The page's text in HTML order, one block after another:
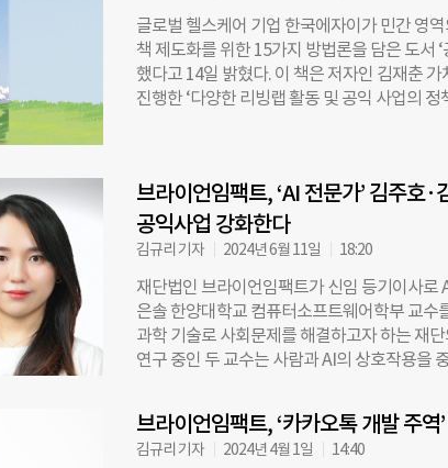
예정이다. 강의는 전국 6개 지역에서 차례로
를 시작으로, 16일 충북시민사회지원센터,
된다. 이어 23일 부산시민운동지원센터, 2월
익활동지원센터에서 강의가 이어질 예정이다
다. 서정주 한국에자이 기업사회혁신 이사는 “
글로벌 헬스케어 기업 한국에자이가 민간 영
책 제도화를 위한 15가지 방법론을 담은 도서
했다고 14일 밝혔다. 이 책은 저자인 김재춘
진행한 ‘다양한 리빙랩 활동 및 공익 사업의
혁신 이사는 “정부나 지자체 입장에서도 질 높
하게 지원할 기회가 늘어날 것을 기대한다”고
“맨땅에 헤딩하는 식으로 공익사업의 지속가
기업 광고회사를 거쳐 재단법인 아름다운가
양한 협업을 제안하고 진행한 경험을 가지고
뒤바뀐 입장과 위치에서 다수의 민간 제안을
제안 길라잡이’는 교보문고, 알라딘, 예스24
excuseme@chosun.com
브라이언임팩트, ‘AI 전문가’ 김주호
공익사업 강화한다
김규리 기자 2024년 6월 11일 18:20
재단법인 브라이언임팩트가 신임 등기이사로
은솔 한양대학교 컴퓨터소프트웨어학부 교수
과학 기술로 사회문제를 해결하고자 하는 재
연구 중인 두 교수는 사람과 AI의 상호작용을
기대된다”고 전했다. 이사 2인의 신규 선임에
을 비롯해 정혜신, 김경헌, 김주호, 김은솔 등
컴퓨터공학부를 최우등으로 졸업하고 미국
브라이언임팩트, ‘카카오톡 개발 주역
김규리 기자 2024년 4월 1일 14:40